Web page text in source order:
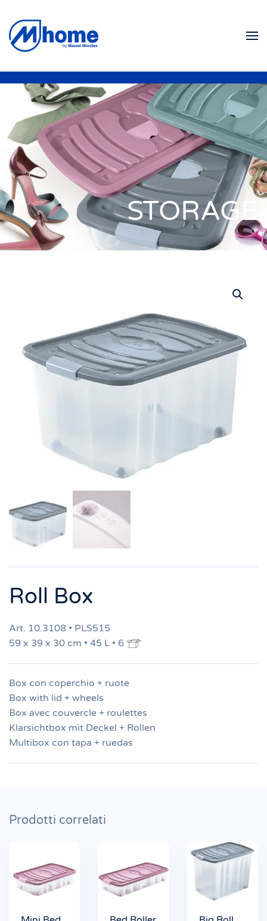
Skip to main content
STORAGE
Roll Box
Art. 10.3108 • PLS515
59 x 39 x 30 cm • 45 L • 6
Box con coperchio + ruote
Box with lid + wheels
Box avec couvercle + roulettes
Klarsichtbox mit Deckel + Rollen
Multibox con tapa + ruedas
Prodotti correlati